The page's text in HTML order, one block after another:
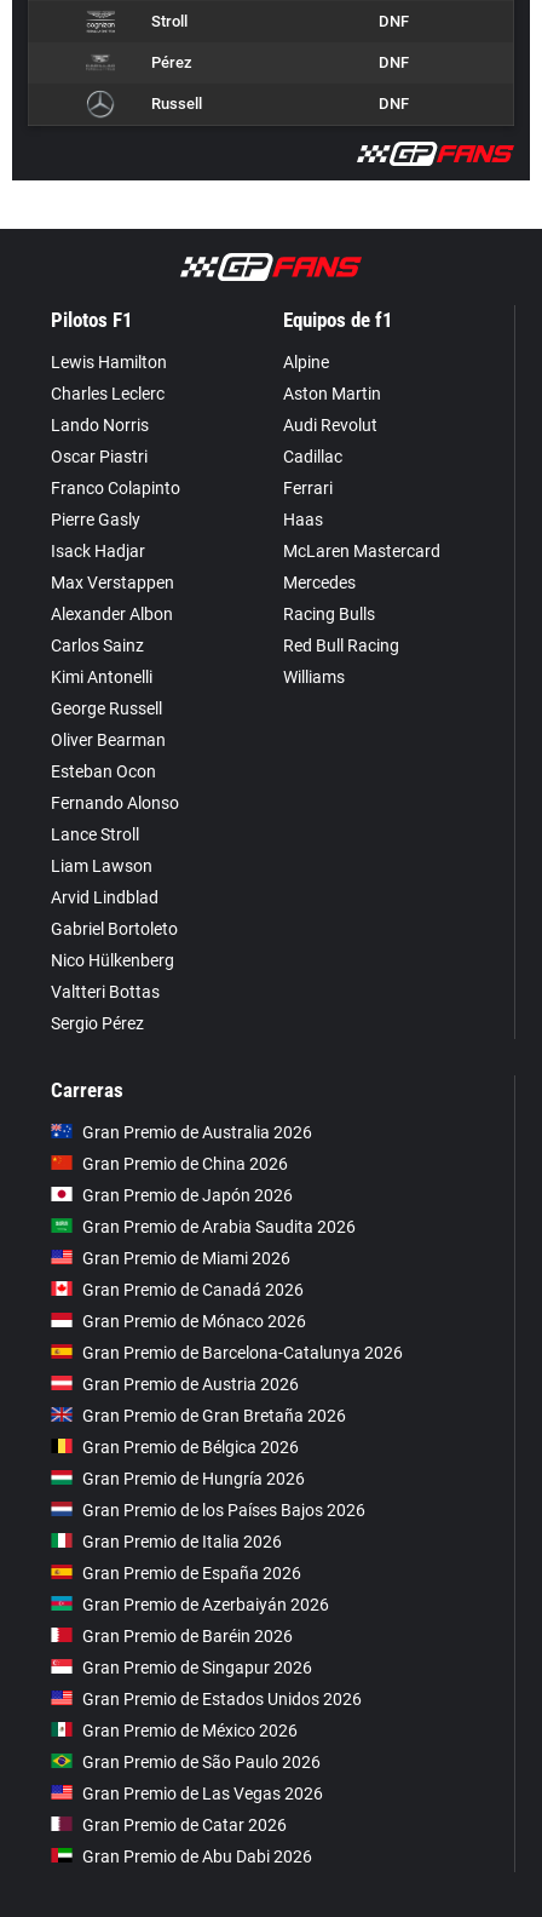
Stroll DNF
Pérez DNF
Russell DNF
Pilotos F1
Lewis Hamilton
Charles Leclerc
Lando Norris
Oscar Piastri
Franco Colapinto
Pierre Gasly
Isack Hadjar
Max Verstappen
Alexander Albon
Carlos Sainz
Kimi Antonelli
George Russell
Oliver Bearman
Esteban Ocon
Fernando Alonso
Lance Stroll
Liam Lawson
Arvid Lindblad
Gabriel Bortoleto
Nico Hülkenberg
Valtteri Bottas
Sergio Pérez
Equipos de f1
Alpine
Aston Martin
Audi Revolut
Cadillac
Ferrari
Haas
McLaren Mastercard
Mercedes
Racing Bulls
Red Bull Racing
Williams
Carreras
Gran Premio de Australia 2026
Gran Premio de China 2026
Gran Premio de Japón 2026
Gran Premio de Arabia Saudita 2026
Gran Premio de Miami 2026
Gran Premio de Canadá 2026
Gran Premio de Mónaco 2026
Gran Premio de Barcelona-Catalunya 2026
Gran Premio de Austria 2026
Gran Premio de Gran Bretaña 2026
Gran Premio de Bélgica 2026
Gran Premio de Hungría 2026
Gran Premio de los Países Bajos 2026
Gran Premio de Italia 2026
Gran Premio de España 2026
Gran Premio de Azerbaiyán 2026
Gran Premio de Baréin 2026
Gran Premio de Singapur 2026
Gran Premio de Estados Unidos 2026
Gran Premio de México 2026
Gran Premio de São Paulo 2026
Gran Premio de Las Vegas 2026
Gran Premio de Catar 2026
Gran Premio de Abu Dabi 2026